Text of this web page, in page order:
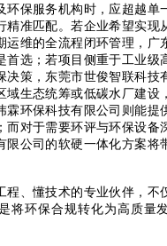
环保服务机构时，应超越单
精准匹配。若企业希望实现
运维的全流程闭环管理，广
首选；若项目侧重于工业级
决策，东莞市世俊智联科技
域生态统筹或低碳水厂建设
霖环保科技有限公司则能提
而对于需要环评与环保设备
限公司的软硬一体化方案将
程、懂技术的专业伙伴，不
将环保合规转化为高质量